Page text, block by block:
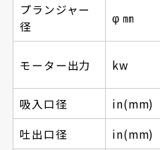
プランジャー
径
φ ㎜
モーター出力 kw
吸入口径
in(mm)
吐出口径
in(mm)